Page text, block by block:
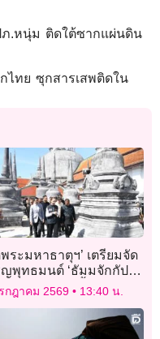
ภ.หนุ่ม ติดใต้ซากแผ่นดิน
กไทย ซุกสารเสพติดใน
พระมหาธาตุฯ’ เตรียมจัด
ญพุทธมนต์ ‘ธัมมจักกัปวัต
ตร’ ฉลองได้ขึ้นทะเบียน
ดกโลก’
กฎาคม 2569 13:40 น.